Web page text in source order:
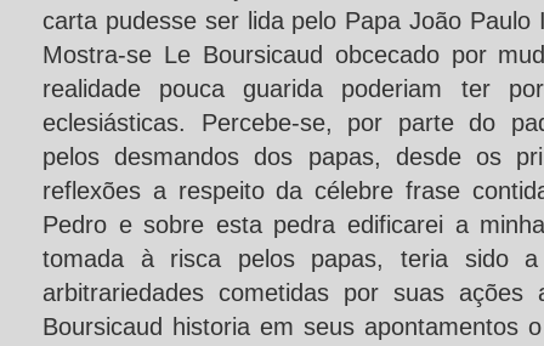
carta pudesse ser lida pelo Papa João
Mostra-se Le Boursicaud obcecado por
realidade pouca guarida poderiam ter
eclesiásticas. Percebe-se, por parte do
pelos desmandos dos papas, desde os
reflexões a respeito da célebre frase
Pedro e sobre esta pedra edificarei a
tomada à risca pelos papas, teria sido a
arbitrariedades cometidas por suas
Boursicaud historia em seus apontamentos